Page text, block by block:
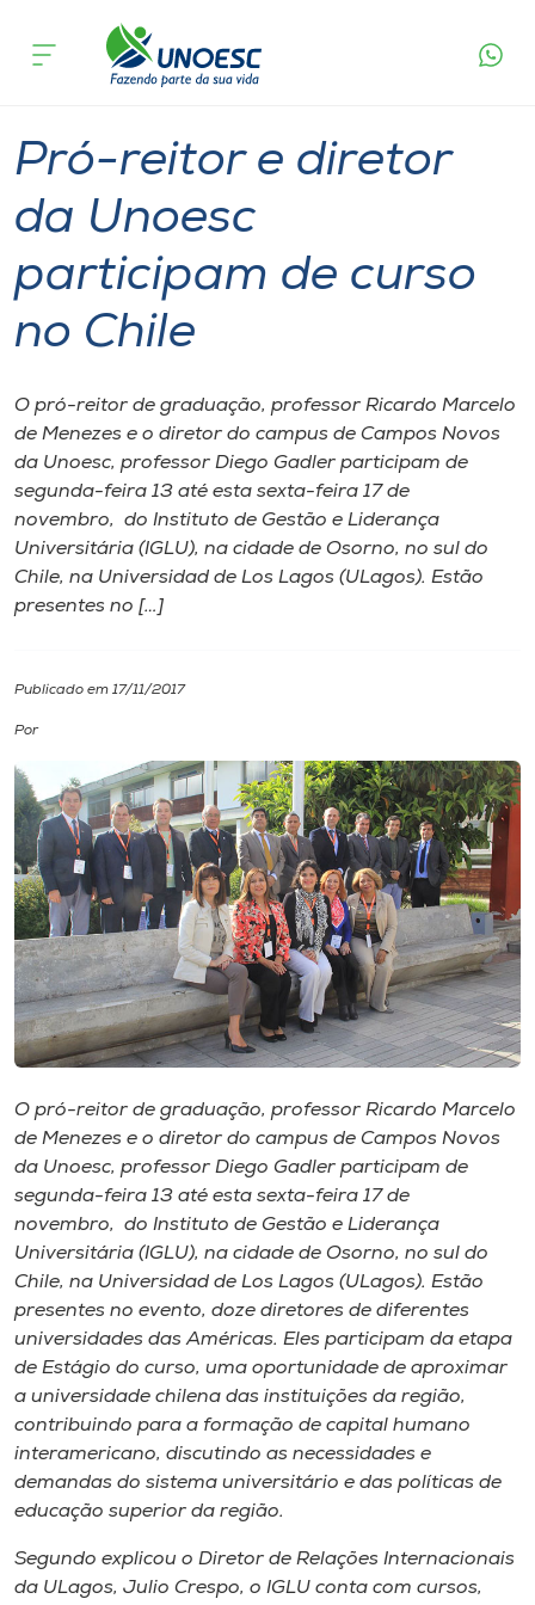
Cursos
Pesquisa
Atendimento ao Estudante
Portal de Ensino
A
Internacionalização
I.nova
Cultura
CPA
Biblioteca
Editora
Rádio
o idioma
A+
A-
acontece
Pró-reitor e diretor
da Unoesc
participam de curso
no Chile
O pró-reitor de graduação, professor Ricardo Marcelo
de Menezes e o diretor do campus de Campos Novos
da Unoesc, professor Diego Gadler participam de
segunda-feira 13 até esta sexta-feira 17 de
novembro, do Instituto de Gestão e Liderança
Universitária (IGLU), na cidade de Osorno, no sul do
Chile, na Universidad de Los Lagos (ULagos). Estão
presentes no […]
Publicado em 17/11/2017
Por
O pró-reitor de graduação, professor Ricardo Marcelo
de Menezes e o diretor do campus de Campos Novos
da Unoesc, professor Diego Gadler participam de
segunda-feira 13 até esta sexta-feira 17 de
novembro, do Instituto de Gestão e Liderança
Universitária (IGLU), na cidade de Osorno, no sul do
Chile, na Universidad de Los Lagos (ULagos). Estão
presentes no evento, doze diretores de diferentes
universidades das Américas. Eles participam da etapa
de Estágio do curso, uma oportunidade de aproximar
a universidade chilena das instituições da região,
contribuindo para a formação de capital humano
interamericano, discutindo as necessidades e
demandas do sistema universitário e das políticas de
educação superior da região.
Segundo explicou o Diretor de Relações Internacionais
da ULagos, Julio Crespo, o IGLU conta com cursos,